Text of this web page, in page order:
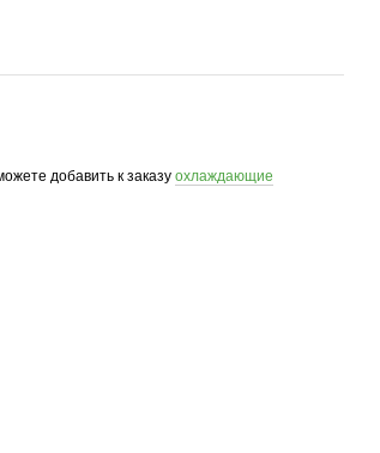
добавить к заказуохлаждающие